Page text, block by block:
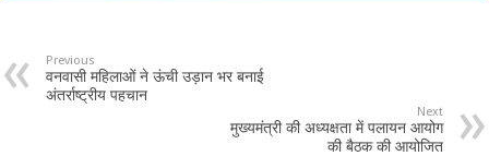
Previous
वनवासी महिलाओं ने ऊंची उड़ान भर बनाई
अंतर्राष्ट्रीय पहचान
Next
मुख्यमंत्री की अध्यक्षता में पलायन आयोग
की बैठक की आयोजित